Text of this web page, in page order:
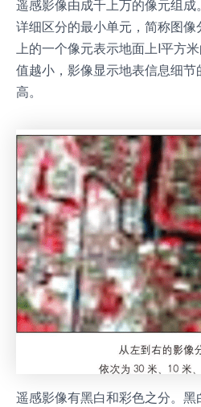
遥感影像由成千上万的像元组
详细区分的最小单元，简称图
上的一个像元表示地面上l平方
值越小，影像显示地表信息细
高。
遥感影像有黑白和彩色之分。